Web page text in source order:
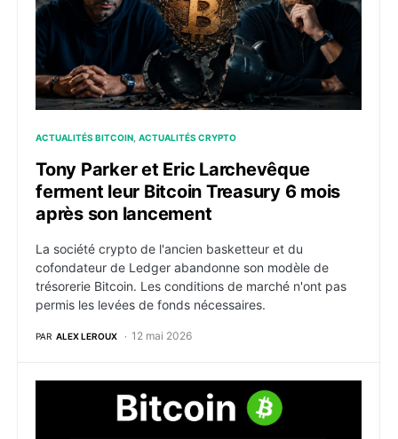
ACTUALITÉS BITCOIN ACTUALITÉS CRYPTO
Tony Parker et Eric Larchevêque
ferment leur Bitcoin Treasury 6 mois
après son lancement
La société crypto de l'ancien basketteur et du
cofondateur de Ledger abandonne son modèle de
trésorerie Bitcoin. Les conditions de marché n'ont pas
permis les levées de fonds nécessaires.
PAR ALEX LEROUX 12 mai 2026
Bitcoin : BTC touche brièvement 82 000 $ tandis